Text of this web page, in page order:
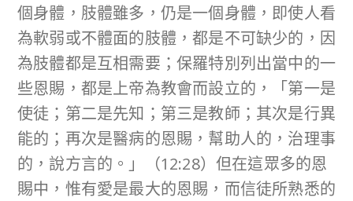
個身體，肢體雖多，仍是一個身體，即使人看
為軟弱或不體面的肢體，都是不可缺少的，因
為肢體都是互相需要；保羅特別列出當中的一
些恩賜，都是上帝為教會而設立的，「第一是
使徒；第二是先知；第三是教師；其次是行異
能的；再次是醫病的恩賜，幫助人的，治理事
的，說方言的。」（12:28）但在這眾多的恩
賜中，惟有愛是最大的恩賜，而信徒所熟悉的